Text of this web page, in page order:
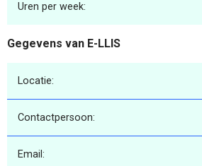
Uren per week:
Gegevens van E-LLIS
Locatie:
Contactpersoon:
Email: